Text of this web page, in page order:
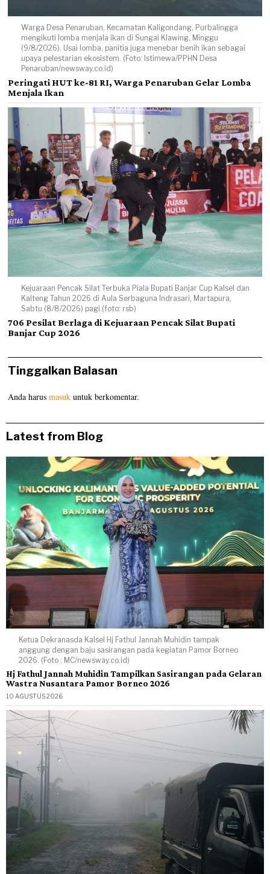
Warga Desa Penaruban, Kecamatan Kaligondang, Purbalingga
mengikuti lomba menjala ikan di Sungai Klawing, Minggu
(9/8/2026). Usai lomba, panitia juga menebar benih ikan sebagai
upaya pelestarian ekosistem. (Foto: Istimewa/PPHN Desa
Penaruban/newsway.co.id)
Peringati HUT ke-81 RI, Warga Penaruban Gelar Lomba
Menjala Ikan
Kejuaraan Pencak Silat Terbuka Piala Bupati Banjar Cup Kalsel dan
Kalteng Tahun 2026 di Aula Serbaguna Indrasari, Martapura,
Sabtu (8/8/2026) pagi.(foto: rsb)
706 Pesilat Berlaga di Kejuaraan Pencak Silat Bupati
Banjar Cup 2026
Tinggalkan Balasan
Anda harusmasuk untuk berkomentar.
Latest from Blog
Ketua Dekranasda Kalsel Hj Fathul Jannah Muhidin tampak
anggung dengan baju sasirangan pada kegiatan Pamor Borneo
2026. (Foto : MC/newsway.co.id)
Hj Fathul Jannah Muhidin Tampilkan Sasirangan pada Gelaran
Wastra Nusantara Pamor Borneo 2026
10 AGUSTUS 2026